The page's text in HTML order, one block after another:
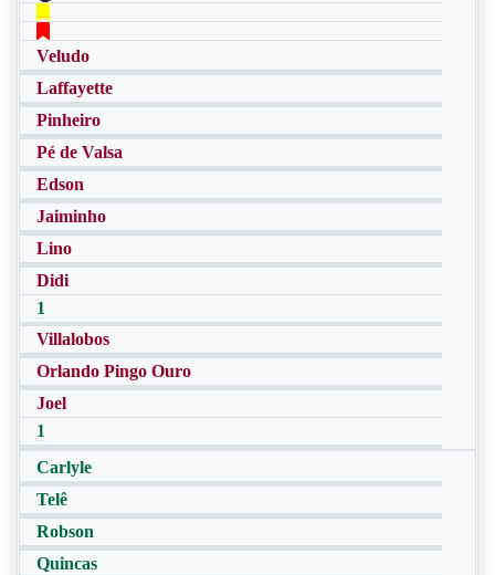
Veludo
Laffayette
Pinheiro
Pé de Valsa
Edson
Jaiminho
Lino
Didi
1
Villalobos
Orlando Pingo Ouro
Joel
1
Carlyle
Telê
Robson
Quincas